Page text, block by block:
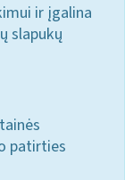
ir įgalina
slapukų
patirties